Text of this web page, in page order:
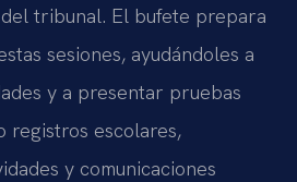
del tribunal. El bufete prepara
sesiones, ayudándoles a
y a presentar pruebas
registros escolares,
y comunicaciones